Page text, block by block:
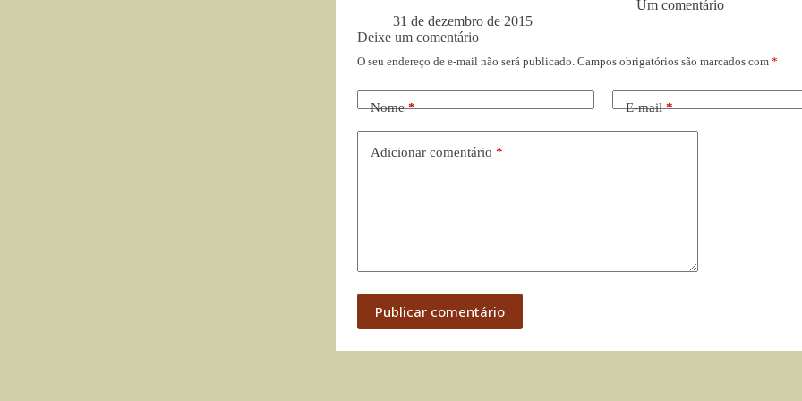
31 de dezembro de 2015
Um comentário
Deixe um comentário
O seu endereço de e-mail não será publicado. Campos obrigatórios são marcados com *
Nome* E-mail*
Adicionar comentário *
Publicar comentário